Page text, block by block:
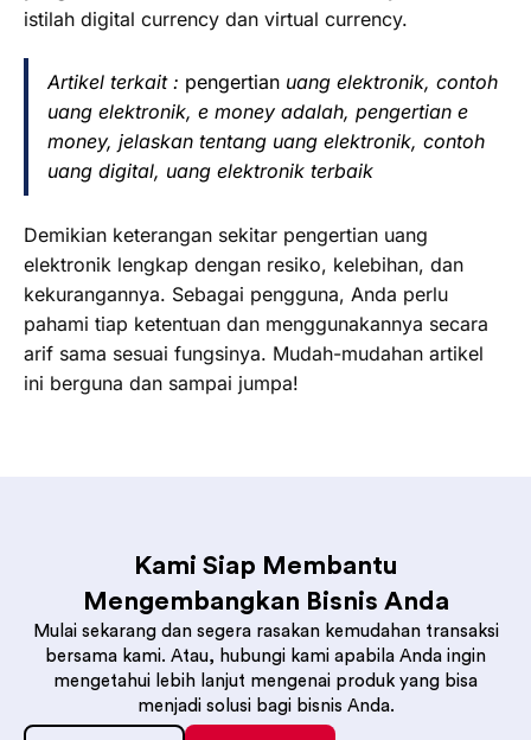
istilah digital currency dan virtual currency.
Artikel terkait : pengertian uang elektronik, contoh
uang elektronik, e money adalah, pengertian e
money, jelaskan tentang uang elektronik, contoh
uang digital, uang elektronik terbaik
Demikian keterangan sekitar pengertian uang
elektronik lengkap dengan resiko, kelebihan, dan
kekurangannya. Sebagai pengguna, Anda perlu
pahami tiap ketentuan dan menggunakannya secara
arif sama sesuai fungsinya. Mudah-mudahan artikel
ini berguna dan sampai jumpa!
Kami Siap Membantu
Mengembangkan Bisnis Anda
Mulai sekarang dan segera rasakan kemudahan transaksi
bersama kami. Atau, hubungi kami apabila Anda ingin
mengetahui lebih lanjut mengenai produk yang bisa
menjadi solusi bagi bisnis Anda.